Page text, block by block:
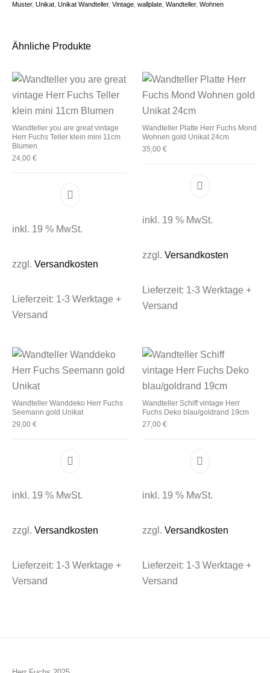
Muster,Unikat ,Unikat Wandteller,Vintage ,wallplate ,Wandteller,Wohnen
Ähnliche Produkte
Wandteller you are great vintage
Herr Fuchs Teller klein mini 11cm
Blumen
24,00€
inkl. 19 % MwSt.
zzgl.Versandkosten
Lieferzeit: 1-3 Werktage +
Versand
Wandteller Platte Herr Fuchs Mond
Wohnen gold Unikat 24cm
35,00 €
inkl. 19 % MwSt.
zzgl. Versandkosten
Lieferzeit: 1-3 Werktage +
Versand
Wandteller Wanddeko Herr Fuchs
Seemann gold Unikat
29,00€
inkl. 19 % MwSt.
zzgl.Versandkosten
Lieferzeit: 1-3 Werktage +
Versand
Wandteller Schiff vintage Herr
Fuchs Deko blau/goldrand 19cm
27,00 €
inkl. 19 % MwSt.
zzgl. Versandkosten
Lieferzeit: 1-3 Werktage +
Versand